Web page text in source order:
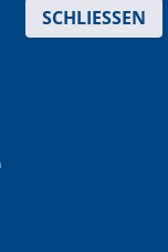
SCHLIESSEN